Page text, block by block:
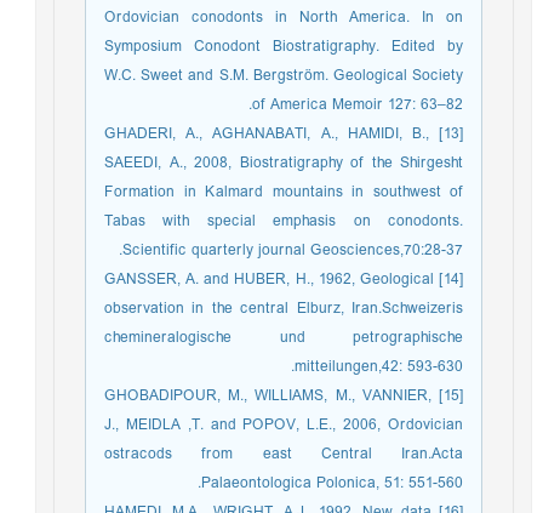
Ordovician conodonts in North America. In on
Symposium Conodont Biostratigraphy. Edited by
W.C. Sweet and S.M. Bergström. Geological Society
of America Memoir 127: 63–82.
[13] GHADERI, A., AGHANABATI, A., HAMIDI, B.,
SAEEDI, A., 2008, Biostratigraphy of the Shirgesht
Formation in Kalmard mountains in southwest of
Tabas with special emphasis on conodonts.
Scientific quarterly journal Geosciences,70:28-37.
[14] GANSSER, A. and HUBER, H., 1962, Geological
observation in the central Elburz, Iran.Schweizeris
chemineralogische und petrographische
mitteilungen,42: 593-630.
[15] GHOBADIPOUR, M., WILLIAMS, M., VANNIER,
J., MEIDLA ,T. and POPOV, L.E., 2006, Ordovician
ostracods from east Central Iran.Acta
Palaeontologica Polonica, 51: 551-560.